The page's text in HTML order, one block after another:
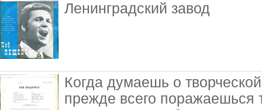
Ленинградский завод
Когда думаешь о
прежде всего поражаешься